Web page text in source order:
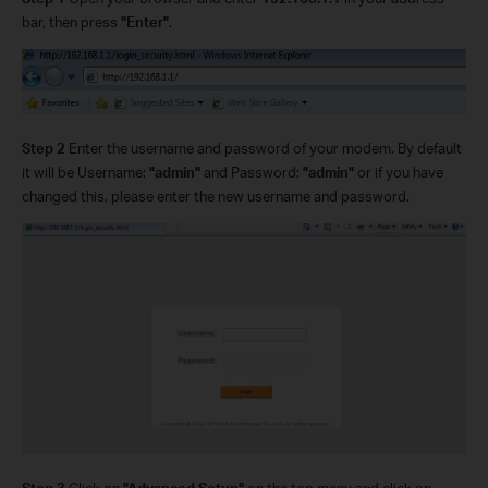
bar, then press "Enter".
Step 2 Enter the username and password of your modem. By default
it will be Username: "admin" and Password: "admin" or if you have
changed this, please enter the new username and password.